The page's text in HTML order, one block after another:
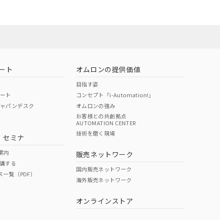
O O
ページへ
ください
ト
ト
パンデスク
セミナ
内
する
覧（PDF）
オムロンの提供価値
目指す姿
コンセプト「i-Automation!」
オムロンの強み
お客様との共創拠点
AUTOMATION CENTER
技術を磨く現場
販売ネットワーク
国内販売ネットワーク
海外販売ネットワーク
オンラインストア